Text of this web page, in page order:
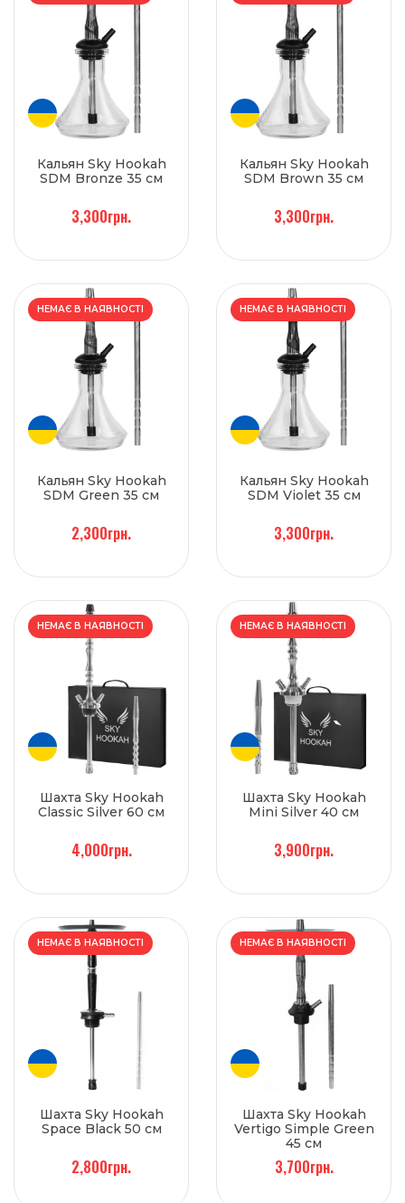
Кальян Sky Hookah
SDM Bronze 35 см
3,300грн.
Кальян Sky Hookah
SDM Brown 35 см
3,300грн.
НЕМАЄ В НАЯВНОСТІ
Кальян Sky Hookah
SDM Green 35 см
2,300грн.
НЕМАЄ В НАЯВНОСТІ
Кальян Sky Hookah
SDM Violet 35 см
3,300грн.
НЕМАЄ В НАЯВНОСТІ
Шахта Sky Hookah
Classic Silver 60 см
4,000грн.
НЕМАЄ В НАЯВНОСТІ
Шахта Sky Hookah
Mini Silver 40 см
3,900грн.
НЕМАЄ В НАЯВНОСТІ
Шахта Sky Hookah
Space Black 50 см
2,800грн.
НЕМАЄ В НАЯВНОСТІ
Шахта Sky Hookah
Vertigo Simple Green
45 см
3,700грн.